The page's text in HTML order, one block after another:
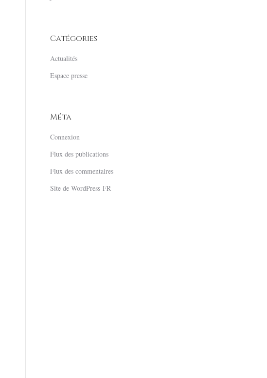
Catégories
Actualités
Espace presse
Méta
Connexion
Flux des publications
Flux des commentaires
Site de WordPress-FR